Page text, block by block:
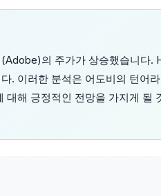
의 주가가 상승했습니다
. 이러한 분석은 어도비의 턴어
대해 긍정적인 전망을 가지게